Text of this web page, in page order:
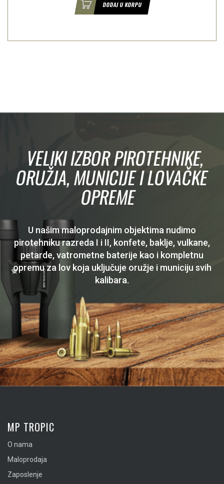
DODAJ U KORPU
VELIKI IZBOR PIROTEHNIKE,
ORUŽJA, MUNICIJE I LOVAČKE
OPREME
U našim maloprodajnim objektima nudimo
pirotehniku razreda I i II, konfete, baklje, vulkane,
petarde, vatrometne baterije kao i kompletnu
opremu za lov koja uključuje oružje i municiju svih
kalibara.
MP TROPIC
O nama
Maloprodaja
Zaposlenje